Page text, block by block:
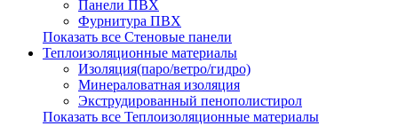
Панели ПВХ
Фурнитура ПВХ
Показать все Стеновые панели
Теплоизоляционные материалы
Изоляция(паро/ветро/гидро)
Минераловатная изоляция
Экструдированный пенополистирол
Показать все Теплоизоляционные материалы